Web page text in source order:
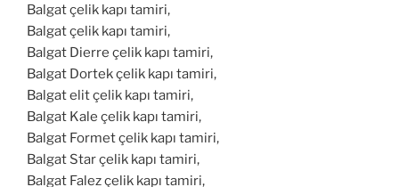
Balgat çelik kapı tamiri,
Balgat çelik kapı tamiri,
Balgat Dierre çelik kapı tamiri,
Balgat Dortek çelik kapı tamiri,
Balgat elit çelik kapı tamiri,
Balgat Kale çelik kapı tamiri,
Balgat Formet çelik kapı tamiri,
Balgat Star çelik kapı tamiri,
Balgat Falez çelik kapı tamiri,